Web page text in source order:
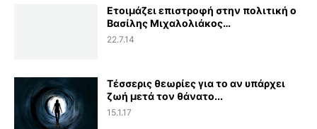
Ετοιμάζει επιστροφή στην πολιτική ο
Βασίλης Μιχαλολιάκος…
22.7.14
Τέσσερις θεωρίες για το αν υπάρχει
ζωή μετά τον θάνατο...
15.1.17